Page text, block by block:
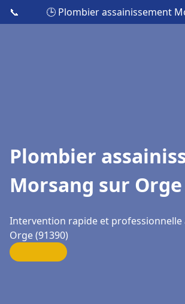
📞 🕒 Plombier assainissement
Plombier
Morsang sur Orge
Intervention rapide et professionnelle
Orge (91390)